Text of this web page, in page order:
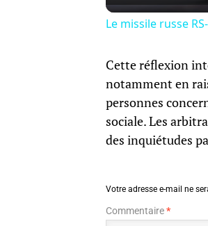
Le missile russe
Cette réflexion
notamment en
personnes
sociale. Les
des inquiétudes
Votre adresse e-mail ne
Commentaire*